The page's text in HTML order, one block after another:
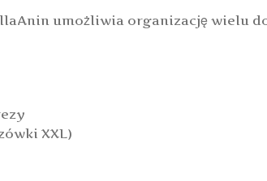
umożliwia organizację wielu
XXL)